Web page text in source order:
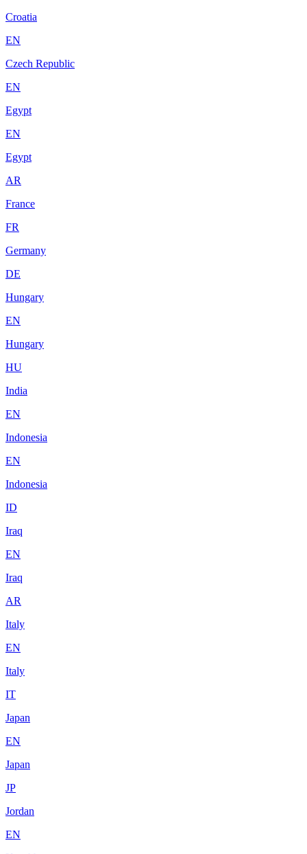
Croatia
EN
Czech Republic
EN
Egypt
EN
Egypt
AR
France
FR
Germany
DE
Hungary
EN
Hungary
HU
India
EN
Indonesia
EN
Indonesia
ID
Iraq
EN
Iraq
AR
Italy
EN
Italy
IT
Japan
EN
Japan
JP
Jordan
EN